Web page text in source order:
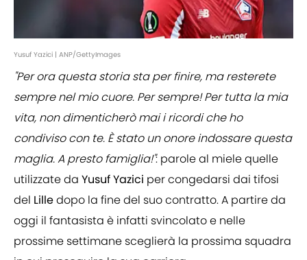
Yusuf Yazici | ANP/GettyImages
"Per ora questa storia sta per finire, ma resterete
sempre nel mio cuore. Per sempre! Per tutta la mia
vita, non dimenticherò mai i ricordi che ho
condiviso con te. È stato un onore indossare questa
maglia. A presto famiglia!": parole al miele quelle
utilizzate da Yusuf Yazici per congedarsi dai tifosi
del Lilledopo la fine del suo contratto. A partire da
oggi il fantasista è infatti svincolato e nelle
prossime settimane sceglierà la prossima squadra